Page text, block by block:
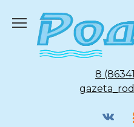
содержанию
8